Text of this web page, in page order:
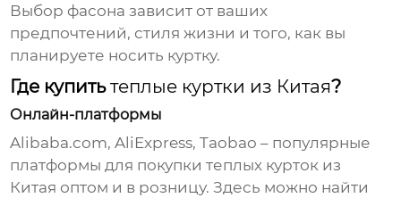
Выбор фасона зависит от ваших
предпочтений, стиля жизни и того, как вы
планируете носить куртку.
Где купитьтеплые куртки из Китая?
Онлайн-платформы
Alibaba.com, AliExpress, Taobao – популярные
платформы для покупкитеплых курток из
Китая оптом и в розницу. Здесь можно найти